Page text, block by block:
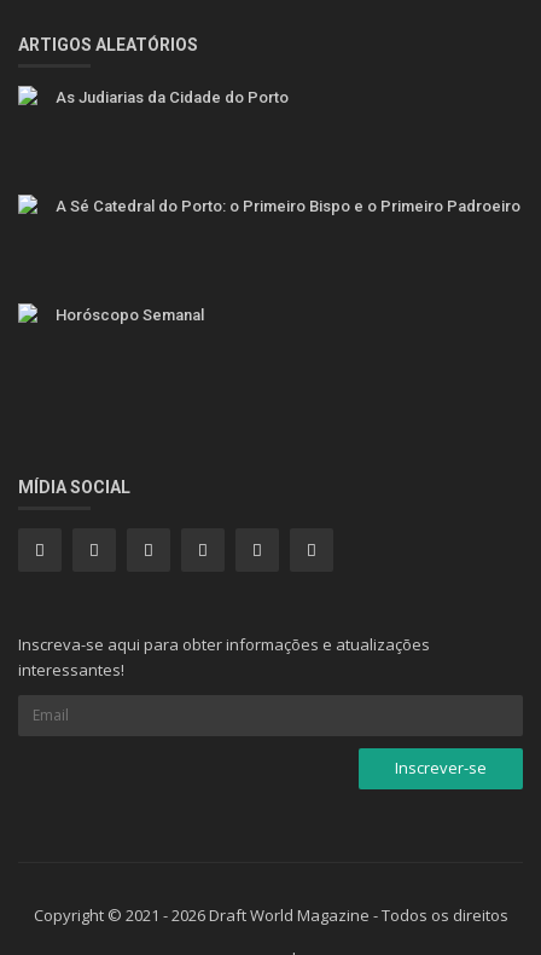
ARTIGOS ALEATÓRIOS
As Judiarias da Cidade do Porto
A Sé Catedral do Porto: o Primeiro Bispo e o Primeiro Padroeiro
Horóscopo Semanal
MÍDIA SOCIAL
Inscreva-se aqui para obter informações e atualizações
interessantes!
Copyright © 2021 - 2026 Draft World Magazine - Todos os direitos